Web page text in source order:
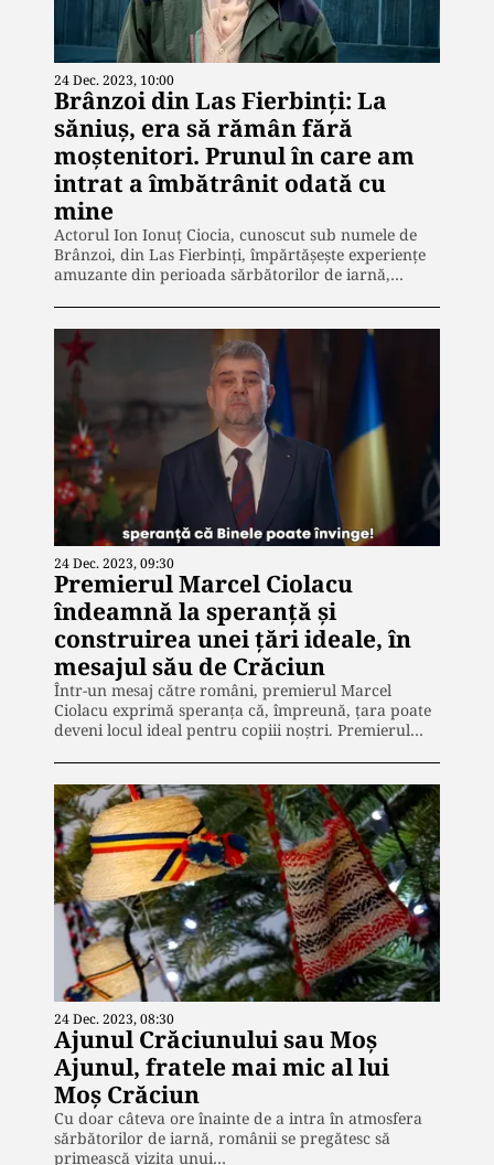
24 Dec. 2023, 10:00
Brânzoi din Las Fierbinţi: La
săniuş, era să rămân fără
moştenitori. Prunul în care am
intrat a îmbătrânit odată cu
mine
Actorul Ion Ionuț Ciocia, cunoscut sub numele de
Brânzoi, din Las Fierbinți, împărtășește experiențe
amuzante din perioada sărbătorilor de iarnă,…
24 Dec. 2023, 09:30
Premierul Marcel Ciolacu
îndeamnă la speranță și
construirea unei țări ideale, în
mesajul său de Crăciun
Într-un mesaj către români, premierul Marcel
Ciolacu exprimă speranța că, împreună, țara poate
deveni locul ideal pentru copiii noștri. Premierul…
24 Dec. 2023, 08:30
Ajunul Crăciunului sau Moș
Ajunul, fratele mai mic al lui
Moș Crăciun
Cu doar câteva ore înainte de a intra în atmosfera
sărbătorilor de iarnă, românii se pregătesc să
primească vizita unui…